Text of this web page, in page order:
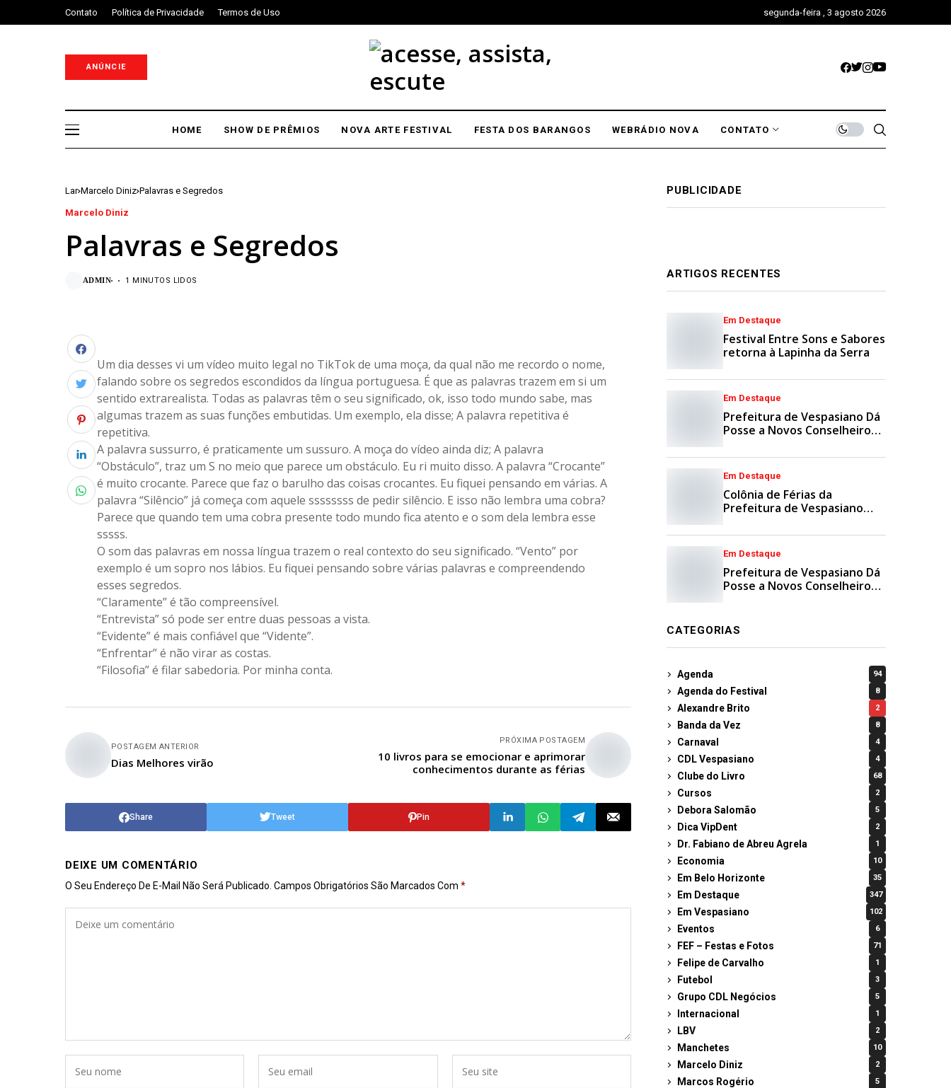
Contato Política de Privacidade Termos de Uso segunda-feira , 3 agosto 2026
ANÚNCIE
HOME SHOW DE PRÊMIOS NOVA ARTE FESTIVAL FESTA DOS BARANGOS WEBRÁDIO NOVA CONTATO
Lar Marcelo Diniz Palavras e Segredos
Marcelo Diniz
Palavras e Segredos
ADMIN 1 MINUTOS LIDOS
Um dia desses vi um vídeo muito legal no TikTok de uma moça, da qual não me recordo o nome,
falando sobre os segredos escondidos da língua portuguesa. É que as palavras trazem em si um
sentido extrarealista. Todas as palavras têm o seu significado, ok, isso todo mundo sabe, mas
algumas trazem as suas funções embutidas. Um exemplo, ela disse; A palavra repetitiva é
repetitiva.
A palavra sussurro, é praticamente um sussuro. A moça do vídeo ainda diz; A palavra
“Obstáculo”, traz um S no meio que parece um obstáculo. Eu ri muito disso. A palavra “Crocante”
é muito crocante. Parece que faz o barulho das coisas crocantes. Eu fiquei pensando em várias. A
palavra “Silêncio” já começa com aquele ssssssss de pedir silêncio. E isso não lembra uma cobra?
Parece que quando tem uma cobra presente todo mundo fica atento e o som dela lembra esse
sssss.
O som das palavras em nossa língua trazem o real contexto do seu significado. “Vento” por
exemplo é um sopro nos lábios. Eu fiquei pensando sobre várias palavras e compreendendo
esses segredos.
“Claramente” é tão compreensível.
“Entrevista” só pode ser entre duas pessoas a vista.
“Evidente” é mais confiável que “Vidente”.
“Enfrentar” é não virar as costas.
“Filosofia” é filar sabedoria. Por minha conta.
POSTAGEM ANTERIOR
Dias Melhores virão
PRÓXIMA POSTAGEM
10 livros para se emocionar e aprimorar
conhecimentos durante as férias
Share Tweet Pin
DEIXE UM COMENTÁRIO
O Seu Endereço De E-Mail Não Será Publicado. Campos Obrigatórios São Marcados Com *
PUBLICIDADE
ARTIGOS RECENTES
Em Destaque
Festival Entre Sons e Sabores
retorna à Lapinha da Serra
Em Destaque
Prefeitura de Vespasiano Dá
Posse a Novos Conselheiros
Em Destaque
Colônia de Férias da
Prefeitura de Vespasiano
Esporte e Lazer
Em Destaque
Prefeitura de Vespasiano Dá
Posse a Novos Conselheiros
CATEGORIAS
Agenda 94
Agenda do Festival 8
Alexandre Brito 2
Banda da Vez 8
Carnaval 4
CDL Vespasiano 4
Clube do Livro 68
Cursos 2
Debora Salomão 5
Dica VipDent 2
Dr. Fabiano de Abreu Agrela 1
Economia 10
Em Belo Horizonte 35
Em Destaque 347
Em Vespasiano 102
Eventos 6
FEF – Festas e Fotos 71
Felipe de Carvalho 1
Futebol 3
Grupo CDL Negócios 5
Internacional 1
LBV 2
Manchetes 10
Marcelo Diniz 2
Marcos Rogério 5